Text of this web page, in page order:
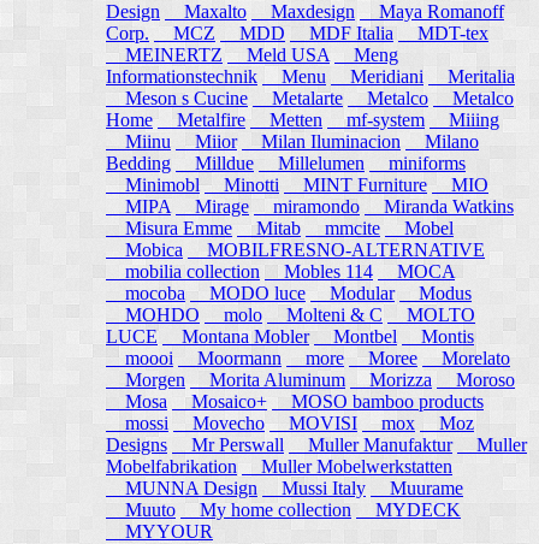
Design
Maxalto Maxdesign
Maya Romanoff
Corp.
MCZ MDD MDF Italia
MDT-tex
MEINERTZ
Meld USA
Meng
Informationstechnik
Menu Meridiani
Meritalia
Meson s Cucine
Metalarte Metalco
Metalco
Home Metalfire Metten mf-system
Miiing
Miinu
Miior Milan Iluminacion
Milano
Bedding
Milldue Millelumen
miniforms
Minimobl Minotti MINT Furniture
MIO
MIPA
Mirage miramondo
Miranda Watkins
Misura Emme
Mitab mmcite
Mobel
Mobica
MOBILFRESNO-ALTERNATIVE
mobilia collection
Mobles 114
MOCA
mocoba
MODO luce Modular
Modus
MOHDO
molo Molteni & C
MOLTO
LUCE
Montana Mobler Montbel
Montis
moooi
Moormann more Moree
Morelato
Morgen
Morita Aluminum Morizza
Moroso
Mosa
Mosaico+
MOSO bamboo products
mossi
Movecho MOVISI mox
Moz
Designs
Mr Perswall Muller Manufaktur
Muller
Mobelfabrikation
Muller Mobelwerkstatten
MUNNA Design
Mussi Italy
Muurame
Muuto My home collection
MYDECK
MYYOUR